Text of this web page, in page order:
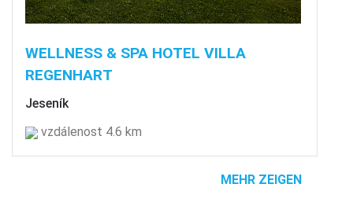
WELLNESS & SPA HOTEL VILLA
REGENHART
Jeseník
vzdálenost 4.6 km
MEHR ZEIGEN